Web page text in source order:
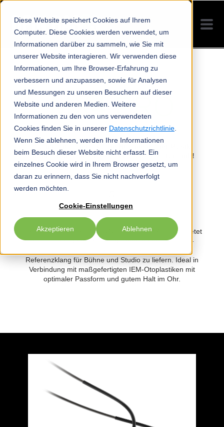
Diese Website speichert Cookies auf Ihrem
Computer. Diese Cookies werden verwendet, um
Informationen darüber zu sammeln, wie Sie mit
unserer Website interagieren. Wir verwenden diese
Informationen, um Ihre Browser-Erfahrung zu
verbessern und anzupassen, sowie für Analysen
und Messungen zu unseren Besuchern auf dieser
Website und anderen Medien. Weitere
Informationen zu den von uns verwendeten
Cookies finden Sie in unserer Datenschutzrichtlinie
Wenn Sie ablehnen, werden Ihre Informationen
beim Besuch dieser Website nicht erfasst. Ein
einzelnes Cookie wird in Ihrem Browser gesetzt, um
daran zu erinnern, dass Sie nicht nachverfolgt
werden möchten.
Cookie-Einstellungen
Akzeptieren Ablehnen
MX4 PRO
DER GRANDIOSE
Du möchtest jede kleine Nuance deiner Musik
hören? Dann sind diese In Ears perfekt für dich!
Das Flaggschiff der MX PRO-Serie, der MX4 PRO, bietet
eine ausgewogene Klangabstimmung mittels des 4-
Referenzklang für Bühne und Studio zu liefern. Ideal in
Verbindung mit maßgefertigten IEM-Otoplastiken mit
optimaler Passform und gutem Halt im Ohr.